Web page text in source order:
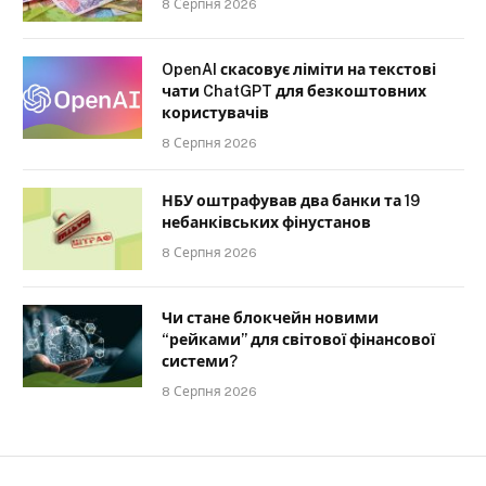
8 Серпня 2026
OpenAI скасовує ліміти на текстові
чати ChatGPT для безкоштовних
користувачів
8 Серпня 2026
НБУ оштрафував два банки та 19
небанківських фінустанов
8 Серпня 2026
Чи стане блокчейн новими
“рейками” для світової фінансової
системи?
8 Серпня 2026